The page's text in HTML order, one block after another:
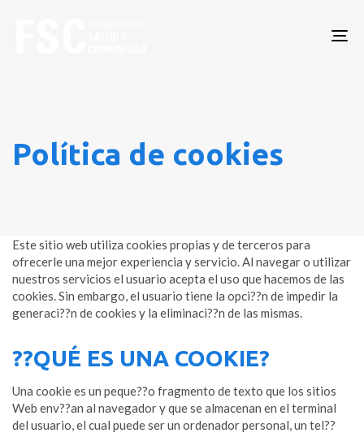
Polí­tica de cookies
Este sitio web utiliza cookies propias y de terceros para
ofrecerle una mejor experiencia y servicio. Al navegar o utilizar
nuestros servicios el usuario acepta el uso que hacemos de las
cookies. Sin embargo, el usuario tiene la opci??n de impedir la
generaci??n de cookies y la eliminaci??n de las mismas.
??QUÉ ES UNA COOKIE?
Una cookie es un peque??o fragmento de texto que los sitios
Web env??an al navegador y que se almacenan en el terminal
del usuario, el cual puede ser un ordenador personal, un tel??